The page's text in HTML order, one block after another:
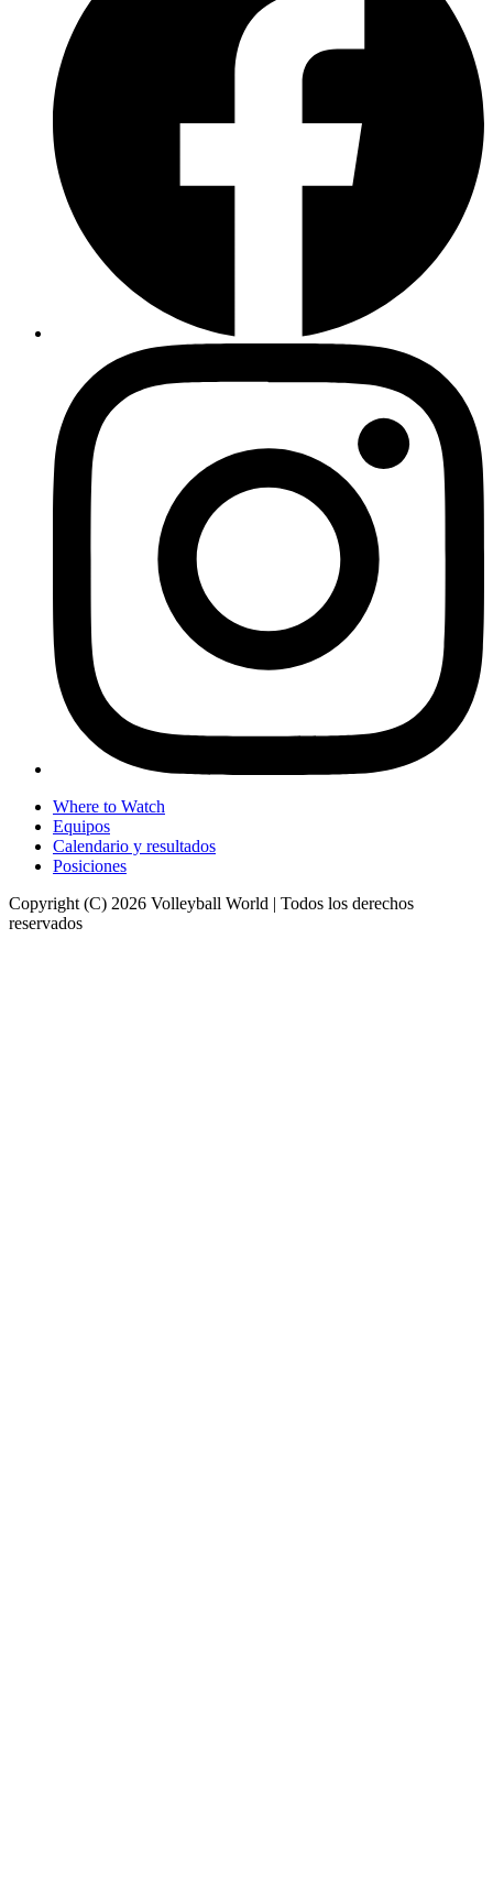
Where to Watch
Equipos
Calendario y resultados
Posiciones
Copyright (C) 2026 Volleyball World | Todos los derechos
reservados